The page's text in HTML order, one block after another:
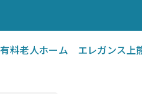
料老人ホーム エレガンス上